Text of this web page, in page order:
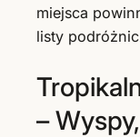
miejsca
listy
–